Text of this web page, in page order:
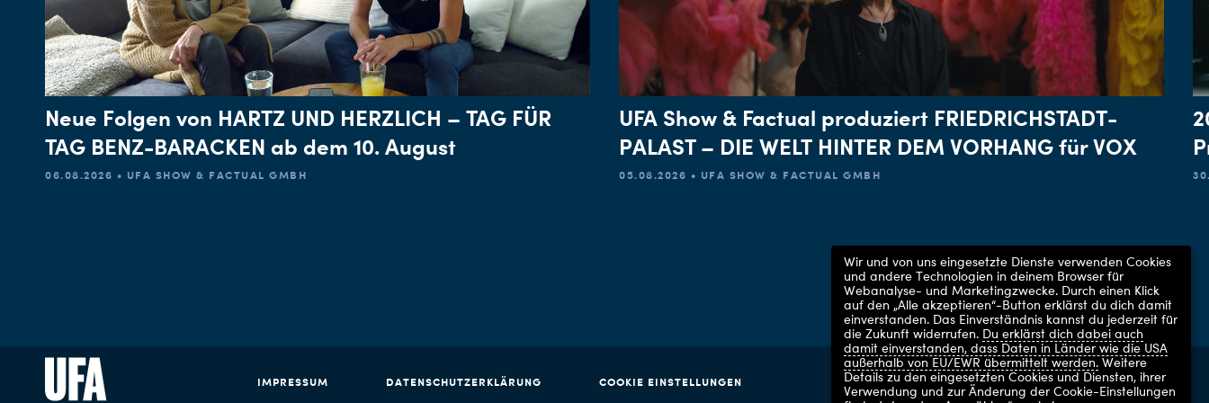
Neue Folgen von HARTZ UND HERZLICH – TAG FÜR
TAG BENZ-BARACKEN ab dem 10. August
06.08.2026 • UFA SHOW & FACTUAL GMBH
UFA Show & Factual produziert FRIEDRICHSTADT-
PALAST – DIE WELT HINTER DEM VORHANG für VOX
05.08.2026 • UFA SHOW & FACTUAL GMBH
IMPRESSUM DATENSCHUTZERKLÄRUNG COOKIE EINSTELLUNGEN UFA GMBH 2026
Wir und von uns eingesetzte Dienste verwenden Cookies
und andere Technologien in deinem Browser für
Webanalyse- und Marketingzwecke. Durch einen Klick
auf den „Alle akzeptieren“-Button erklärst du dich damit
einverstanden. Das Einverständnis kannst du jederzeit für
die Zukunft widerrufen. Du erklärst dich dabei auch
damit einverstanden, dass Daten in Länder wie die USA
außerhalb von EU/EWR übermittelt werden. Weitere
Details zu den eingesetzten Cookies und Diensten, ihrer
Verwendung und zur Änderung der Cookie-Einstellungen